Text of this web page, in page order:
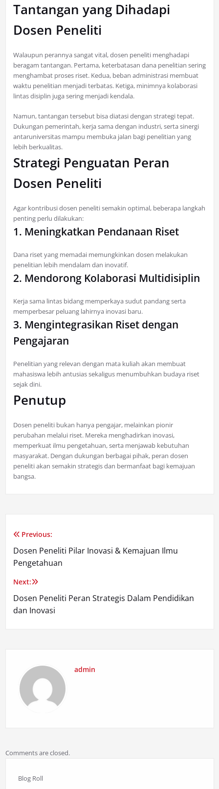
Tantangan yang Dihadapi
Dosen Peneliti
Walaupun perannya sangat vital, dosen peneliti menghadapi
beragam tantangan. Pertama, keterbatasan dana penelitian sering
menghambat proses riset. Kedua, beban administrasi membuat
waktu penelitian menjadi terbatas. Ketiga, minimnya kolaborasi
lintas disiplin juga sering menjadi kendala.
Namun, tantangan tersebut bisa diatasi dengan strategi tepat.
Dukungan pemerintah, kerja sama dengan industri, serta sinergi
antaruniversitas mampu membuka jalan bagi penelitian yang
lebih berkualitas.
Strategi Penguatan Peran
Dosen Peneliti
Agar kontribusi dosen peneliti semakin optimal, beberapa langkah
penting perlu dilakukan:
1. Meningkatkan Pendanaan Riset
Dana riset yang memadai memungkinkan dosen melakukan
penelitian lebih mendalam dan inovatif.
2. Mendorong Kolaborasi Multidisiplin
Kerja sama lintas bidang memperkaya sudut pandang serta
memperbesar peluang lahirnya inovasi baru.
3. Mengintegrasikan Riset dengan
Pengajaran
Penelitian yang relevan dengan mata kuliah akan membuat
mahasiswa lebih antusias sekaligus menumbuhkan budaya riset
sejak dini.
Penutup
Dosen peneliti bukan hanya pengajar, melainkan pionir
perubahan melalui riset. Mereka menghadirkan inovasi,
memperkuat ilmu pengetahuan, serta menjawab kebutuhan
masyarakat. Dengan dukungan berbagai pihak, peran dosen
peneliti akan semakin strategis dan bermanfaat bagi kemajuan
bangsa.
Navigasi
pos
Previous:
Dosen Peneliti Pilar Inovasi & Kemajuan Ilmu
Pengetahuan
Next:
Dosen Peneliti Peran Strategis Dalam Pendidikan
dan Inovasi
admin
Comments are closed.
Blog Roll